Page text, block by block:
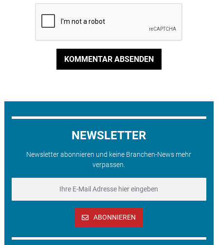
KOMMENTAR ABSENDEN
NEWSLETTER
Newsletter abonnieren und keine Branchen-News mehr
verpassen.
ABONNIEREN